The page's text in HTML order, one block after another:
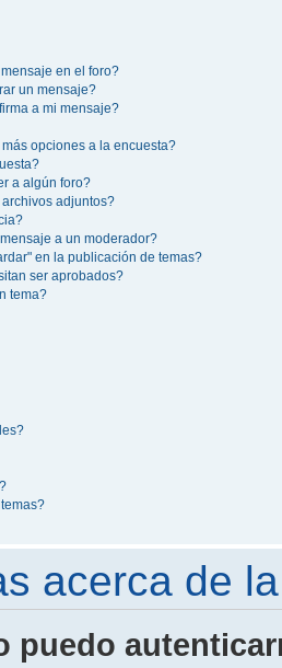
en el foro?
un mensaje?
a mi mensaje?
opciones a la encuesta?
a algún foro?
adjuntos?
a un moderador?
en la publicación de temas?
ser aprobados?
tema?
acerca de
puedo